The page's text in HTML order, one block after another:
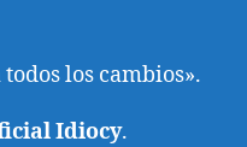
los cambios».
Idiocy.